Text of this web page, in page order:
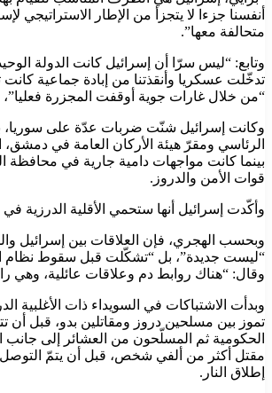
أنفسنا جزءا لا يتجزأ من الإطار الاستراتيجي
متحالفة معها”.
وتابع: “ليس سرّا أن إسرائيل كانت الدولة
تدخّلت عسكريا وأنقذتنا من إبادة جماعية
“من خلال غارات جوية أوقفت المجزرة فعليا”،
وكانت إسرائيل شنّت ضربات عدّة على سوريا،
الرئاسي ومقرّ هيئة الأركان العامة في
بينما كانت مواجهات دامية جارية في محافظة
قوات الأمن والدروز.
وأكّدت إسرائيل أنها ستحمي الأقلية الدرزية
وبحسب الهجري، فإن العلاقات بين إسرائيل
“ليست جديدة”، بل “تشكّلت قبل سقوط نظام
وقال: “هناك روابط دم وعلاقات عائلية، وهي
تموز بين مسلحين دروز ومقاتلين بدو، قبل أن
الحكومية ثم المسلّحون من العشائر إلى
مقتل أكثر من ألفي شخص، قبل أن يتمّ
إطلاق النار.